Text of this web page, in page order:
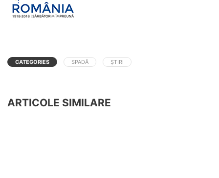
CATEGORIES SPADĂ ȘTIRI
ARTICOLE SIMILARE